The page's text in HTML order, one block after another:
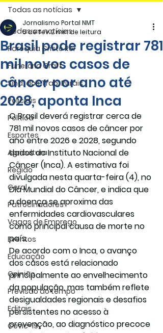
Todas as notícias
Paróquia Cristo Rei
Funerária Gräff
Sind. dos Trab. Rurais
Policiais
Politica
Esportes
Agricultura
Região
Geral
Patrocinadores
Vagas de Emprego
Eventos
Educação
Opinião
Previsão do tempo
Editais
Covic-19
Todas as notícias
Brasil pode registrar 781
mil novos casos de
câncer por ano até
2028, aponta Inca
Jornalismo Portal NMT
5 de fev.2 min de leitura
O Brasil deverá registrar cerca de
781 mil novos casos de câncer por
ano entre 2026 e 2028, segundo
dados do Instituto Nacional de
Câncer (Inca). A estimativa foi
divulgada nesta quarta-feira (4), no
Dia Mundial do Câncer, e indica que
a doença se aproxima das
enfermidades cardiovasculares
como principal causa de morte no
país.
De acordo com o Inca, o avanço
dos casos está relacionado
principalmente ao envelhecimento
da população, mas também reflete
desigualdades regionais e desafios
persistentes no acesso à
prevenção, ao diagnóstico precoce